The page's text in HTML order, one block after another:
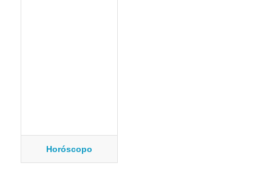
Horóscopo